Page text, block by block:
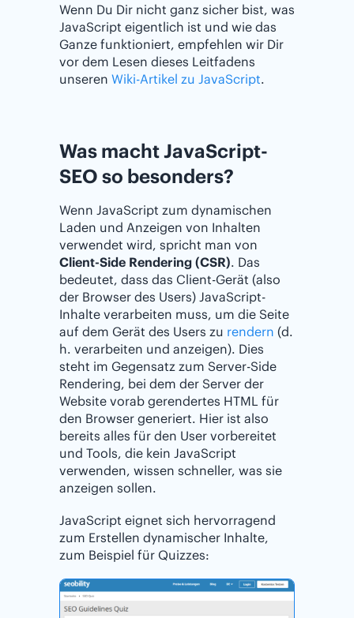
Wenn Du Dir nicht ganz sicher bist, was
JavaScript eigentlich ist und wie das
Ganze funktioniert, empfehlen wir Dir
vor dem Lesen dieses Leitfadens
unseren Wiki-Artikel zu JavaScript.
Was macht JavaScript-
SEO so besonders?
Wenn JavaScript zum dynamischen
Laden und Anzeigen von Inhalten
verwendet wird, spricht man von
Client-Side Rendering (CSR). Das
bedeutet, dass das Client-Gerät (also
der Browser des Users) JavaScript-
Inhalte verarbeiten muss, um die Seite
auf dem Gerät des Users zu rendern (d.
h. verarbeiten und anzeigen). Dies
steht im Gegensatz zum Server-Side
Rendering, bei dem der Server der
Website vorab gerendertes HTML für
den Browser generiert. Hier ist also
bereits alles für den User vorbereitet
und Tools, die kein JavaScript
verwenden, wissen schneller, was sie
anzeigen sollen.
JavaScript eignet sich hervorragend
zum Erstellen dynamischer Inhalte,
zum Beispiel für Quizzes: